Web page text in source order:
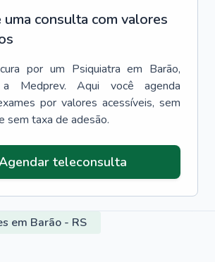
consulta com valores
por um Psiquiatra em Barão,
Medprev. Aqui você agenda
por valores acessíveis, sem
sem taxa de adesão.
teleconsulta
em Barão - RS